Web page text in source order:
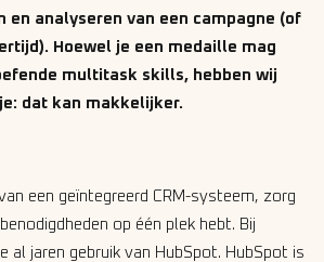
en analyseren van een campagne (of
Hoewel je een medaille mag
multitask skills, hebben wij
dat kan makkelijker.
een geïntegreerd CRM-systeem, zorg
op één plek hebt. Bij
al jaren gebruik van HubSpot. HubSpot is